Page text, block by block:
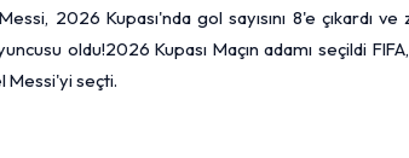
2026 Kupası'nda gol sayısını 8'e çıkardı
oldu!2026 Kupası Maçın adamı seçildi FIFA,
Messi'yi seçti.